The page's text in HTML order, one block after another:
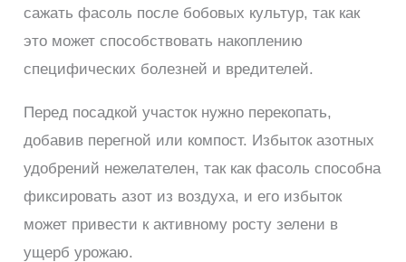
сажать фасоль после бобовых культур, так как
это может способствовать накоплению
специфических болезней и вредителей.
Перед посадкой участок нужно перекопать,
добавив перегной или компост. Избыток азотных
удобрений нежелателен, так как фасоль способна
фиксировать азот из воздуха, и его избыток
может привести к активному росту зелени в
ущерб урожаю.